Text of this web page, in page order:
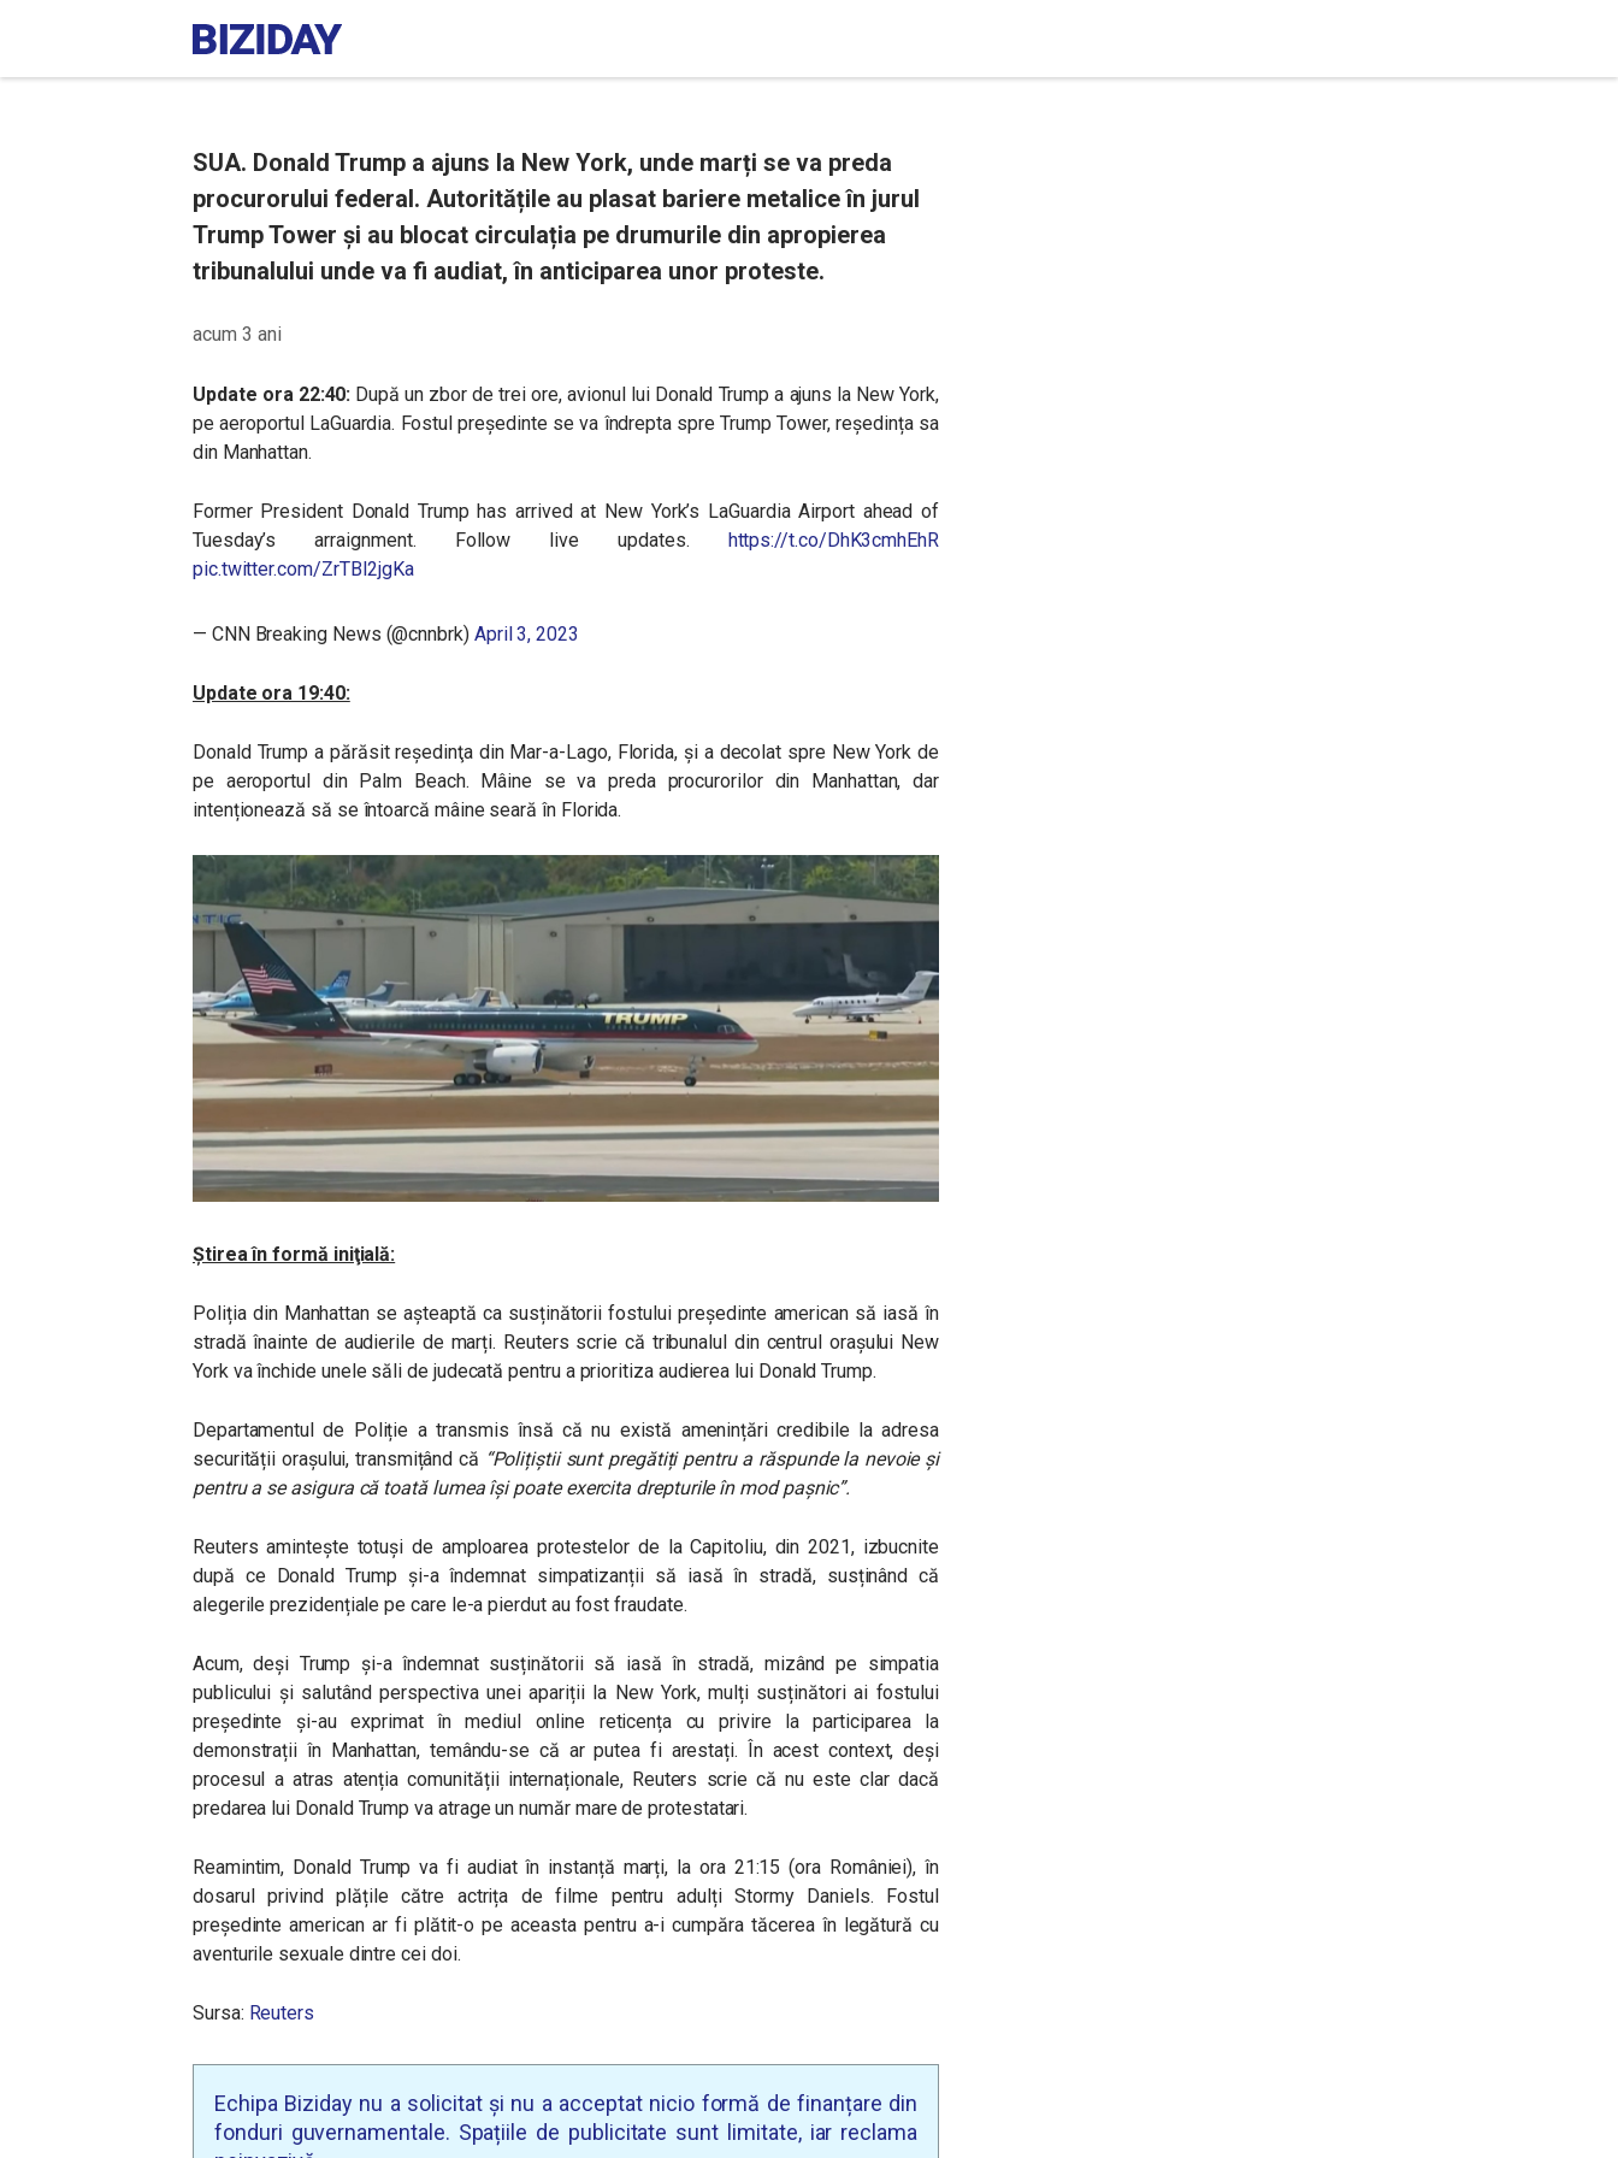
SUA. Donald Trump a ajuns la New York, unde marți se va preda
procurorului federal. Autoritățile au plasat bariere metalice în jurul
Trump Tower și au blocat circulația pe drumurile din apropierea
tribunalului unde va fi audiat, în anticiparea unor proteste.
acum 3 ani
Update ora 22:40: După un zbor de trei ore, avionul lui Donald Trump a ajuns la New York,
pe aeroportul LaGuardia. Fostul președinte se va îndrepta spre Trump Tower, reședința sa
din Manhattan.
Former President Donald Trump has arrived at New York’s LaGuardia Airport ahead of
Tuesday’s arraignment. Follow live updates. https://t.co/DhK3cmhEhR
pic.twitter.com/ZrTBI2jgKa
— CNN Breaking News (@cnnbrk) April 3, 2023
Update ora 19:40:
Donald Trump a părăsit reşedinţa din Mar-a-Lago, Florida, şi a decolat spre New York de
pe aeroportul din Palm Beach. Mâine se va preda procurorilor din Manhattan, dar
intenționează să se întoarcă mâine seară în Florida.
Ştirea în formă iniţială:
Poliția din Manhattan se așteaptă ca susținătorii fostului președinte american să iasă în
stradă înainte de audierile de marți. Reuters scrie că tribunalul din centrul orașului New
York va închide unele săli de judecată pentru a prioritiza audierea lui Donald Trump.
Departamentul de Poliție a transmis însă că nu există amenințări credibile la adresa
securității orașului, transmițând că “Polițiștii sunt pregătiți pentru a răspunde la nevoie și
pentru a se asigura că toată lumea își poate exercita drepturile în mod pașnic”.
Reuters amintește totuși de amploarea protestelor de la Capitoliu, din 2021, izbucnite
după ce Donald Trump și-a îndemnat simpatizanții să iasă în stradă, susținând că
alegerile prezidențiale pe care le-a pierdut au fost fraudate.
Acum, deși Trump și-a îndemnat susținătorii să iasă în stradă, mizând pe simpatia
publicului și salutând perspectiva unei apariții la New York, mulți susținători ai fostului
președinte și-au exprimat în mediul online reticența cu privire la participarea la
demonstrații în Manhattan, temându-se că ar putea fi arestați. În acest context, deși
procesul a atras atenția comunității internaționale, Reuters scrie că nu este clar dacă
predarea lui Donald Trump va atrage un număr mare de protestatari.
Reamintim, Donald Trump va fi audiat în instanță marți, la ora 21:15 (ora României), în
dosarul privind plățile către actrița de filme pentru adulți Stormy Daniels. Fostul
președinte american ar fi plătit-o pe aceasta pentru a-i cumpăra tăcerea în legătură cu
aventurile sexuale dintre cei doi.
Sursa: Reuters
Echipa Biziday nu a solicitat și nu a acceptat nicio formă de finanțare din
fonduri guvernamentale. Spațiile de publicitate sunt limitate, iar reclama